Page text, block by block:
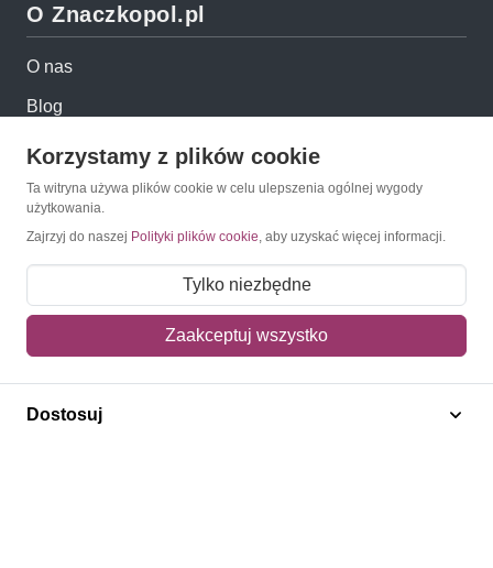
O Znaczkopol.pl
O nas
Blog
Regulamin
Polityka prywatności
Kontakt
Obsługa klienta
Pomoc i FAQ
Metody dostawy
Korzystamy z plików cookie
Ta witryna używa plików cookie w celu ulepszenia ogólnej wygody
użytkowania.
Zajrzyj do naszej Polityki plików cookie, aby uzyskać więcej informacji.
Tylko niezbędne
Zaakceptuj wszystko
Dostosuj